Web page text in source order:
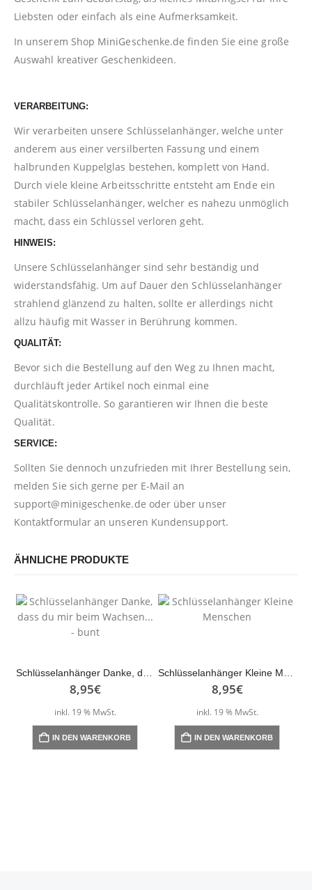
Liebsten oder einfach als eine Aufmerksamkeit.
In unserem Shop MiniGeschenke.de finden Sie eine große
Auswahl kreativer Geschenkideen.
VERARBEITUNG:
Wir verarbeiten unsere Schlüsselanhänger, welche unter
anderem aus einer versilberten Fassung und einem
halbrunden Kuppelglas bestehen, komplett von Hand.
Durch viele kleine Arbeitsschritte entsteht am Ende ein
stabiler Schlüsselanhänger, welcher es nahezu unmöglich
macht, dass ein Schlüssel verloren geht.
HINWEIS:
Unsere Schlüsselanhänger sind sehr beständig und
widerstandsfähig. Um auf Dauer den Schlüsselanhänger
strahlend glänzend zu halten, sollte er allerdings nicht
allzu häufig mit Wasser in Berührung kommen.
QUALITÄT:
Bevor sich die Bestellung auf den Weg zu Ihnen macht,
durchläuft jeder Artikel noch einmal eine
Qualitätskontrolle. So garantieren wir Ihnen die beste
Qualität.
SERVICE:
Sollten Sie dennoch unzufrieden mit Ihrer Bestellung sein,
melden Sie sich gerne per E-Mail an
support@minigeschenke.de oder über unser
Kontaktformular an unseren Kundensupport.
ÄHNLICHE PRODUKTE
8,95€
inkl. 19 % MwSt.
IN DEN WARENKORB
8,95€
inkl. 19 % MwSt.
IN DEN WARENKORB